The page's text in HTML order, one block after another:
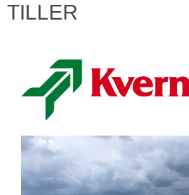
TILLER